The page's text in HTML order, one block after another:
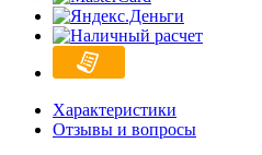
Характеристики
Отзывы и вопросы